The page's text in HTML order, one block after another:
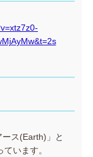
ース(Earth)」と
います。